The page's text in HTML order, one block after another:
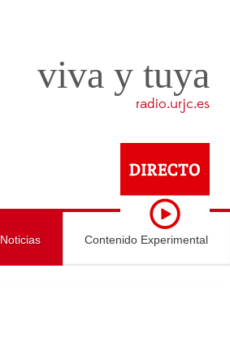
viva y tuya
radio.urjc.es
Noticias Contenido Experimental